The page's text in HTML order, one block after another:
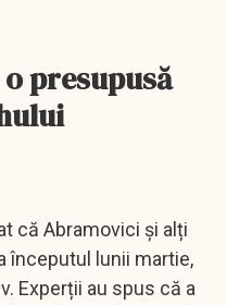
presupusă
că Abramovici și alți
începutul lunii martie,
Experții au spus că a